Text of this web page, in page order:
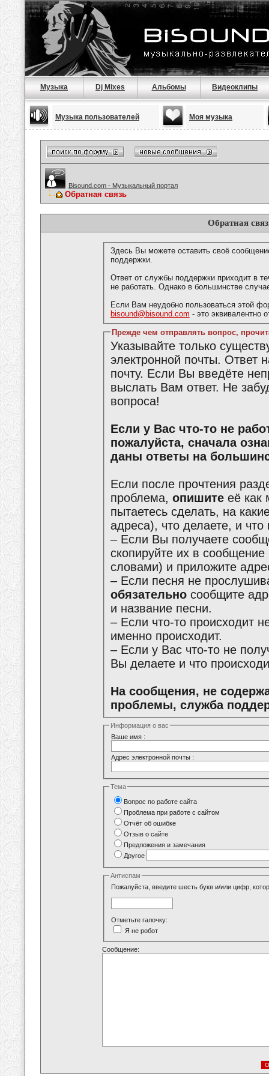
Музыка Dj Mixes Альбомы Видеоклипы
Музыка пользователей Моя музыка
Bisound.com - Музыкальный портал
Обратная связь
Обратная
Здесь Вы можете оставить своё
поддержки.
Ответ от службы поддержки приходит в
не работать. Однако в большинстве
Если Вам неудобно пользоваться этой
bisound@bisound.com - это эквивалентно
Прежде чем отправлять вопрос,
Указывайте только
электронной почты. Ответ
почту. Если Вы введёте
выслать Вам ответ. Не
вопроса!
Если у Вас что-то не работает или что-то не получается,
пожалуйста, сначала
даны ответы на
Если после прочтения
проблема, опишитееё как
пытаетесь сделать, на
адреса), что делаете, и
– Если Вы получаете
скопируйте их в
словами) и приложите
– Если песня не
обязательносообщите
и название песни.
– Если что-то происходит
именно происходит.
– Если у Вас что-то не
Вы делаете и что
На сообщения, не
проблемы, служба
Информация о вас
Ваше имя :
Адрес электронной почты :
Тема
Вопрос по работе сайта
Проблема при работе с сайтом
Отчёт об ошибке
Отзыв о сайте
Предложения и замечания
Другое
Антиспам
Пожалуйста, введите шесть букв и/или цифр,
Отметьте галочку:
Я не робот
Сообщение: